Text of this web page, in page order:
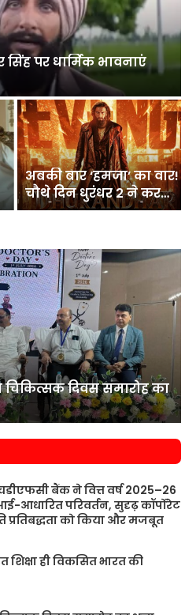
पर धार्मिक भावनाएं
अबकी बार ‘हमजा’ का वार!
चौथे दिन धुरंधर 2 ने कर
डाली धुआंधार कमाई
राजीव कुमार को पार्ट-
बैंक ने वित्त वर्ष 2025–26
आधारित परिवर्तन, सुदृढ़ कॉर्पोरेट
को किया और मजबूत
शिक्षा ही विकसित भारत की